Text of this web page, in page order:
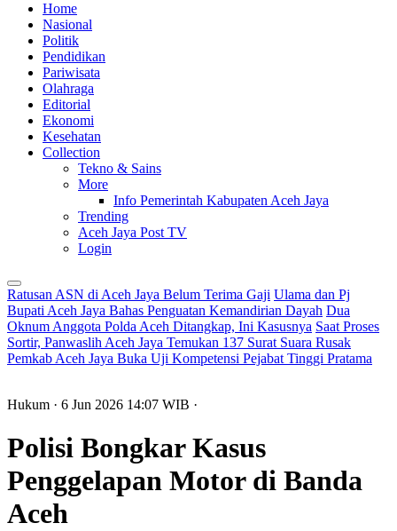
Home
Nasional
Politik
Pendidikan
Pariwisata
Olahraga
Editorial
Ekonomi
Kesehatan
Collection
Tekno & Sains
More
Info Pemerintah Kabupaten Aceh Jaya
Trending
Aceh Jaya Post TV
Login
Ratusan ASN di Aceh Jaya Belum Terima Gaji Ulama dan Pj
Bupati Aceh Jaya Bahas Penguatan Kemandirian Dayah Dua
Oknum Anggota Polda Aceh Ditangkap, Ini Kasusnya Saat Proses
Sortir, Panwaslih Aceh Jaya Temukan 137 Surat Suara Rusak
Pemkab Aceh Jaya Buka Uji Kompetensi Pejabat Tinggi Pratama
Hukum · 6 Jun 2026 14:07 WIB ·
Polisi Bongkar Kasus
Penggelapan Motor di Banda
Aceh